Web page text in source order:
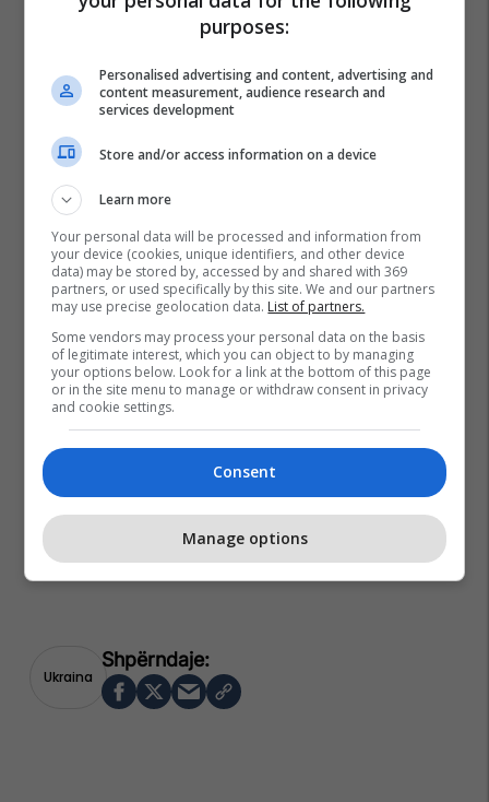
Ukraina
purposes:
Personalised advertising and content, advertising and
content measurement, audience research and
services development
Store and/or access information on a device
Learn more
Your personal data will be processed and information from
your device (cookies, unique identifiers, and other device
data) may be stored by, accessed by and shared with 369
partners, or used specifically by this site. We and our partners
may use precise geolocation data. List of partners.
Some vendors may process your personal data on the basis
of legitimate interest, which you can object to by managing
your options below. Look for a link at the bottom of this page
or in the site menu to manage or withdraw consent in privacy
and cookie settings.
Consent
Manage options